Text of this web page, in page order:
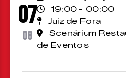
07
08
19:00 - 00:00
Juiz de Fora
Scenárium
de Eventos